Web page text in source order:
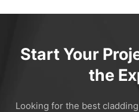
Start Your
the
Looking for the best